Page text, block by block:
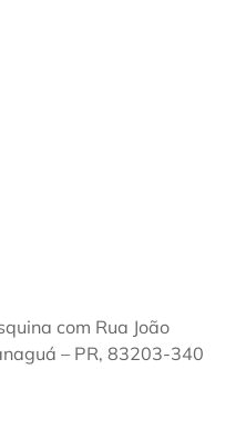
com Rua João
– PR, 83203-340